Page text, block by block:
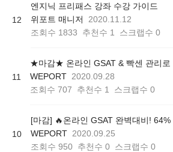
12
엔지닉 프리패스 강좌 수강 가이드
위포트 매니저
2020.11.12
조회수 1833 추천수 1 스크랩수 0
11
WEPORT 2020.09.28
조회수 707 추천수 1 스크랩수 0
10
WEPORT 2020.09.25
조회수 950 추천수 0 스크랩수 0